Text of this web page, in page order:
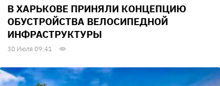
В ХАРЬКОВЕ ПРИНЯЛИ КОНЦЕПЦИЮ
ОБУСТРОЙСТВА ВЕЛОСИПЕДНОЙ
ИНФРАСТРУКТУРЫ
30 Июля 09:41